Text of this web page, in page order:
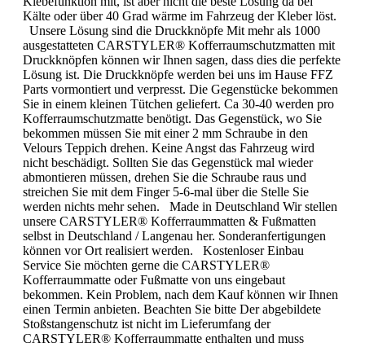
Kälte oder über 40 Grad wärme im Fahrzeug der Kleber löst.
Unsere Lösung sind die Druckknöpfe Mit mehr als 1000
ausgestatteten CARSTYLER® Kofferraumschutzmatten mit
Druckknöpfen können wir Ihnen sagen, dass dies die perfekte
Lösung ist. Die Druckknöpfe werden bei uns im Hause FFZ
Parts vormontiert und verpresst. Die Gegenstücke bekommen
Sie in einem kleinen Tütchen geliefert. Ca 30-40 werden pro
Kofferraumschutzmatte benötigt. Das Gegenstück, wo Sie
bekommen müssen Sie mit einer 2 mm Schraube in den
Velours Teppich drehen. Keine Angst das Fahrzeug wird
nicht beschädigt. Sollten Sie das Gegenstück mal wieder
abmontieren müssen, drehen Sie die Schraube raus und
streichen Sie mit dem Finger 5-6-mal über die Stelle Sie
werden nichts mehr sehen. Made in Deutschland Wir stellen
unsere CARSTYLER® Kofferraummatten & Fußmatten
selbst in Deutschland / Langenau her. Sonderanfertigungen
können vor Ort realisiert werden. Kostenloser Einbau
Service Sie möchten gerne die CARSTYLER®
Kofferraummatte oder Fußmatte von uns eingebaut
bekommen. Kein Problem, nach dem Kauf können wir Ihnen
einen Termin anbieten. Beachten Sie bitte Der abgebildete
Stoßstangenschutz ist nicht im Lieferumfang der
CARSTYLER® Kofferraummatte enthalten und muss